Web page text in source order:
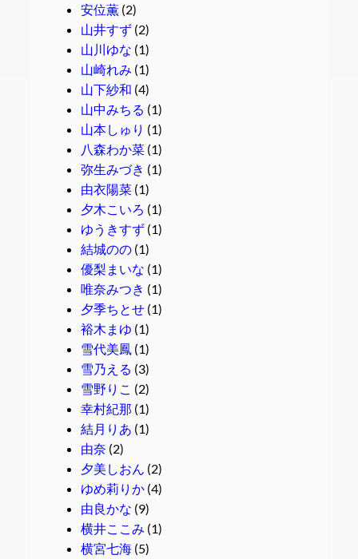
安位薫(2)
山井すず(2)
山川ゆな (1)
山崎れみ (1)
山下紗和 (4)
山中みちる (1)
山本しゅり (1)
八森わか菜(1)
弥生みづき (1)
由衣陽菜(1)
夕木こいろ (1)
ゆうきすず(1)
結城のの(1)
優梨まいな (1)
唯奈みつき (1)
夕季ちとせ(1)
裕木まゆ (1)
雪代美鳳 (1)
雪乃える (3)
雪野りこ (2)
幸村紀那 (1)
結月りあ (1)
由奈 (2)
夕美しおん (2)
ゆめ莉りか(4)
由良かな (9)
横井ここみ (1)
横宮七海(5)